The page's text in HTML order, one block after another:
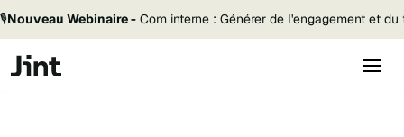
🎙️Nouveau Webinaire - Com interne : Générer de l'engagement et